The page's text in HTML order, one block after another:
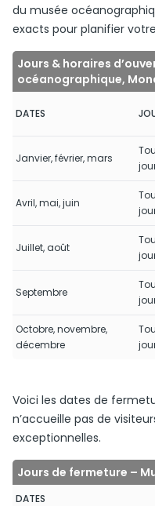
du musée
exacts pour planifier
Jours & horaires
océanographique,
DATES
Janvier, février, mars
Avril, mai, juin
Juillet, août
Septembre
Octobre, novembre,
décembre
Voici les dates de
n’accueille pas de
exceptionnelles.
Jours de fermeture –
DATES